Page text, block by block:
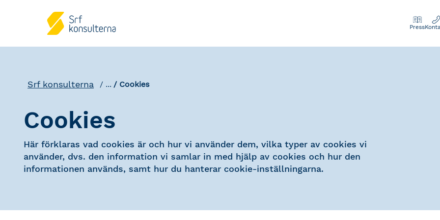
Press
Srf konsulterna ... Cookies
Cookies
Här förklaras vad cookies är och hur vi använder dem, vilka typer av cookies vi
använder, dvs. den information vi samlar in med hjälp av cookies och hur den
informationen används, samt hur du hanterar cookie-inställningarna.